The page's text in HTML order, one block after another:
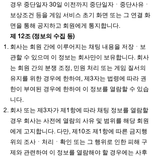
경우 중단일자 30일 이전까지 중단일자ㆍ중단사유ㆍ
보상조건 등을 게임 서비스 초기 화면 또는 그 연결 화
면을 통해 공지하고 회원에게 통지합니다.
제 12조 (정보의 수집 등)
회사는 회원 간에 이루어지는 채팅 내용을 저장ㆍ보
관할 수 있으며 이 정보는 회사만이 보유합니다. 회사
는 회원 간의 분쟁 조정, 민원 처리 또는 게임 질서의
유지를 위한 경우에 한하여, 제3자는 법령에 따라 권
한이 부여된 경우에 한하여 이 정보를 열람할 수 있습
니다.
회사 또는 제3자가 제1항에 따라 채팅 정보를 열람할
경우 회사는 사전에 열람의 사유 및 범위를 해당 회원
에게 고지합니다. 다만, 제10조 제1항에 따른 금지행
위의 조사ㆍ처리ㆍ확인 또는 그 행위로 인한 피해 구
제와 관련하여 이 정보를 열람해야 할 경우에는 사후